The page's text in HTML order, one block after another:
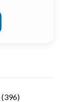
(396)